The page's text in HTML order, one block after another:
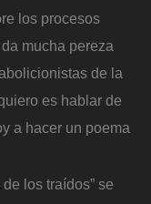
los procesos
mucha pereza
de la
es hablar de
a hacer un poema
los traídos” se